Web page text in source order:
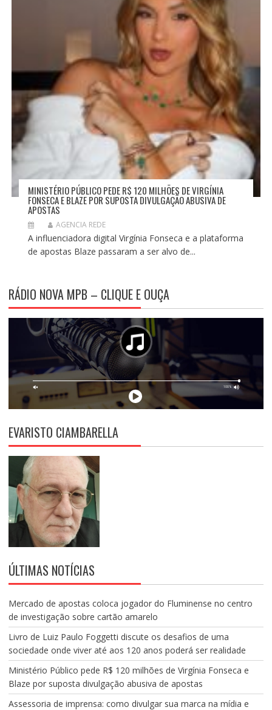
MINISTÉRIO PÚBLICO PEDE R$ 120 MILHÕES DE VIRGÍNIA
FONSECA E BLAZE POR SUPOSTA DIVULGAÇÃO ABUSIVA DE
APOSTAS
AGENCIA REDE
A influenciadora digital Virgínia Fonseca e a plataforma
de apostas Blaze passaram a ser alvo de...
RÁDIO NOVA MPB – CLIQUE E OUÇA
EVARISTO CIAMBARELLA
ÚLTIMAS NOTÍCIAS
Mercado de apostas coloca jogador do Fluminense no centro
de investigação sobre cartão amarelo
Livro de Luiz Paulo Foggetti discute os desafios de uma
sociedade onde viver até aos 120 anos poderá ser realidade
Ministério Público pede R$ 120 milhões de Virgínia Fonseca e
Blaze por suposta divulgação abusiva de apostas
Assessoria de imprensa: como divulgar sua marca na mídia e